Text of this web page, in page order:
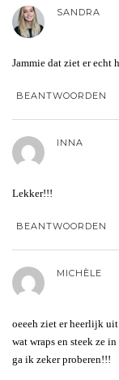
SANDRA
Jammie dat ziet er echt
BEANTWOORDEN
INNA
Lekker!!!
BEANTWOORDEN
MICHÈLE
oeeeh ziet er heerlijk
wat wraps en steek ze
ga ik zeker proberen!!!